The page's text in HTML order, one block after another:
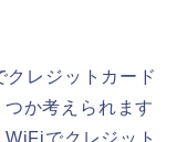
レジットカード
か考えられます